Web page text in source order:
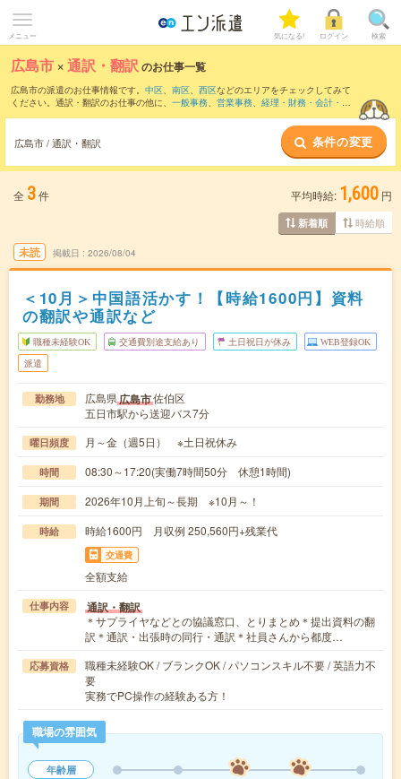
メニュー 気になる! ログイン 検索
広島市 ×通訳・翻訳のお仕事一覧
広島市の派遣のお仕事情報です。 中区、 南区、 西区などのエリアをチェックしてみて
ください。通訳・翻訳のお仕事の他に、 一般事務、 営業事務、 経理・財務・会計・英
通訳・翻訳のお仕事とは？
とは？
広島市 / 通訳・翻訳 条件の変更
全 3件 平均時給: 1,600 円
新着順 時給順
未読 掲載日 2026/08/04
＜10月＞中国語活かす！【時給1600円】資料
の翻訳や通訳など
職種未経験OK 交通費別途支給あり 土日祝日が休み WEB登録OK
派遣
勤務地 広島県広島市佐伯区
五日市駅から送迎バス7分
曜日頻度 月～金（週5日） ※土日祝休み
時間 08:30～17:20(実働7時間50分 休憩1時間)
期間 2026年10月上旬～長期 ※10月～！
時給 時給1600円 月収例 250,560円+残業代
交通費
全額支給
仕事内容 通訳・翻訳
＊サプライヤなどとの協議窓口、とりまとめ＊提出資料の翻
訳＊通訳・出張時の同行・通訳＊社員さんから都度…
応募資格
職種未経験OK / ブランクOK / パソコンスキル不要 / 英語力不
要
実務でPC操作の経験ある方！
職場の雰囲気
年齢層